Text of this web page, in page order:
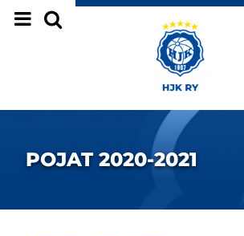
Siirry sivun sisältöön
POJAT 2020-2021